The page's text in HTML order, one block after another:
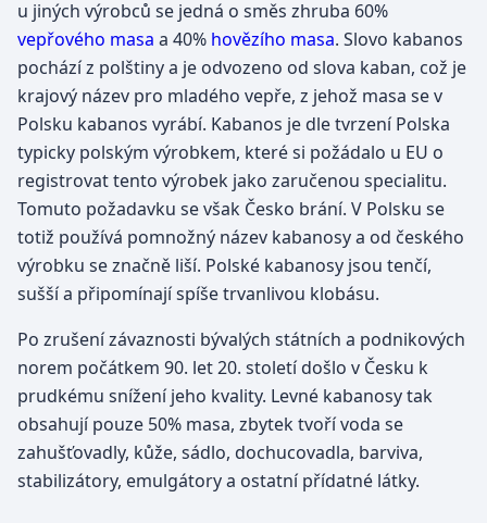
u jiných výrobců se jedná o směs zhruba 60%
vepřového masa a 40% hovězího masa. Slovo kabanos
pochází z polštiny a je odvozeno od slova kaban, což je
krajový název pro mladého vepře, z jehož masa se v
Polsku kabanos vyrábí. Kabanos je dle tvrzení Polska
typicky polským výrobkem, které si požádalo u EU o
registrovat tento výrobek jako zaručenou specialitu.
Tomuto požadavku se však Česko brání. V Polsku se
totiž používá pomnožný název kabanosy a od českého
výrobku se značně liší. Polské kabanosy jsou tenčí,
sušší a připomínají spíše trvanlivou klobásu.
Po zrušení závaznosti bývalých státních a podnikových
norem počátkem 90. let 20. století došlo v Česku k
prudkému snížení jeho kvality. Levné kabanosy tak
obsahují pouze 50% masa, zbytek tvoří voda se
zahušťovadly, kůže, sádlo, dochucovadla, barviva,
stabilizátory, emulgátory a ostatní přídatné látky.